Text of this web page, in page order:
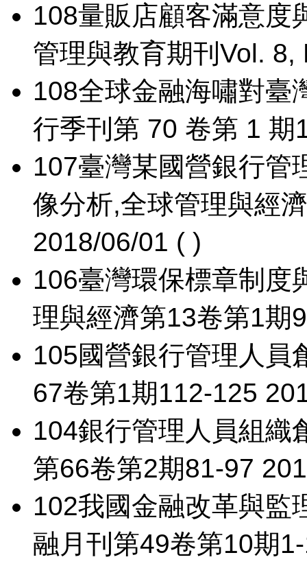
108量販店顧客滿意度
管理與教育期刊Vol.
108全球金融海嘯對臺
行季刊第 70 卷第 1
107臺灣某國營銀行管
像分析,全球管理與經
2018/06/01 ( )
106臺灣環保標章制度
理與經濟第13卷第1期
105國營銀行管理人員
67卷第1期112-125
104銀行管理人員組織
第66卷第2期81-97
102我國金融改革與監
融月刊第49卷第10期